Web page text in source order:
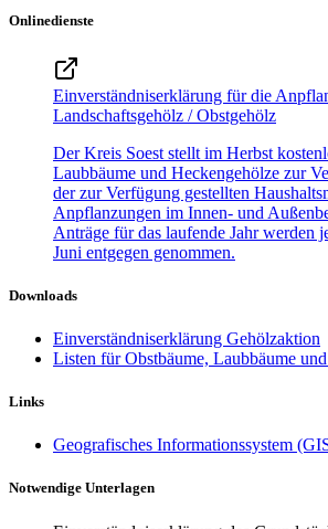
Onlinedienste
Einverständniserklärung für die
Landschaftsgehölz / Obstgehölz
Der Kreis Soest stellt im Herbst
Laubbäume und Heckengehölze zur
der zur Verfügung gestellten
Anpflanzungen im Innen- und
Anträge für das laufende Jahr werden
Juni entgegen genommen.
Downloads
Einverständniserklärung Gehölzaktion
Listen für Obstbäume, Laubbäume
Links
Geografisches Informationssystem
Notwendige Unterlagen